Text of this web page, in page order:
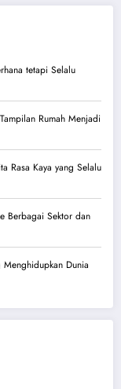
tetapi Selalu
Rumah Menjadi
Rasa Kaya yang Selalu
Berbagai Sektor dan
Dunia